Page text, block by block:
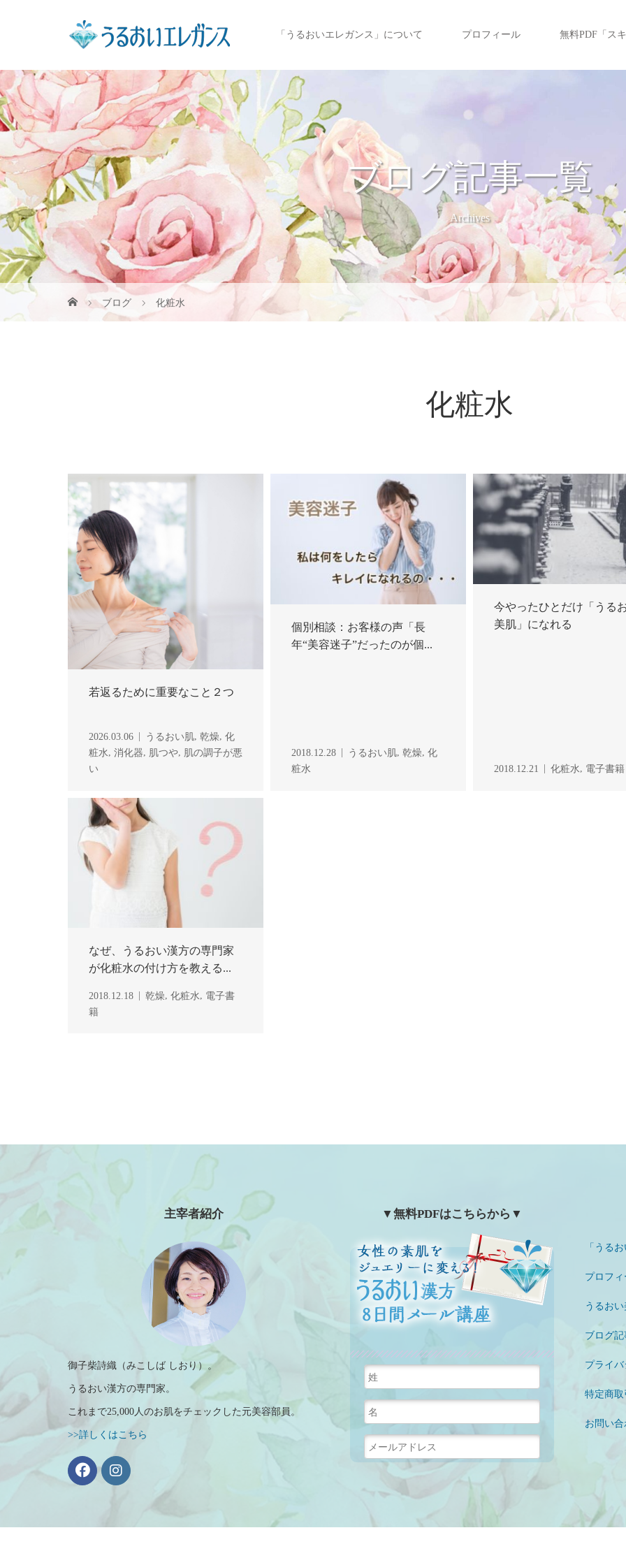
「うるおいエレガンス」について プロフィール 無料PDF「ス
ブログ記事一覧
Archives
ブログ 化粧水
化粧水
若返るために重要なこと２つ
2026.03.06 うるおい肌, 乾燥, 化
粧水, 消化器, 肌つや, 肌の調子が悪
い
個別相談：お客様の声「長
年“美容迷子”だったのが個...
2018.12.28 うるおい肌, 乾燥, 化
粧水
今やったひとだけ「うる
美肌」になれる
2018.12.21 化粧水 電子書籍
なぜ、うるおい漢方の専門家
が化粧水の付け方を教える...
2018.12.18 乾燥 化粧水
電子書
籍
主宰者紹介
御子柴詩織（みこしば しおり）。
うるおい漢方の専門家。
これまで25,000人のお肌をチェックした元美容部員。
>>詳しくはこちら
▼無料PDFはこちらから▼
女性の素肌
「うる
プロフ
うるお
ブログ
プライ
特定商
お問い